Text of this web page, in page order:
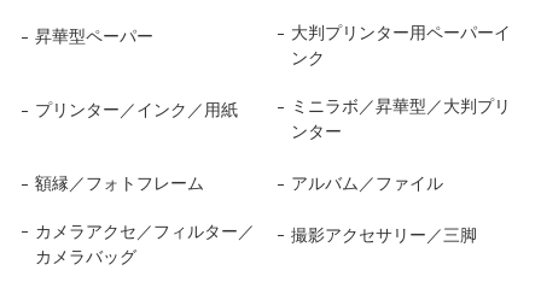
昇華型ペーパー
大判プリンター用ペーパーイ
ンク
プリンター／インク／用紙
ミニラボ／昇華型／大判プリ
ンター
額縁／フォトフレーム アルバム／ファイル
カメラアクセ／フィルター／
カメラバッグ
撮影アクセサリー／三脚